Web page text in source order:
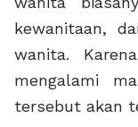
kewanitaan,
wanita.
mengalami
tersebut akan